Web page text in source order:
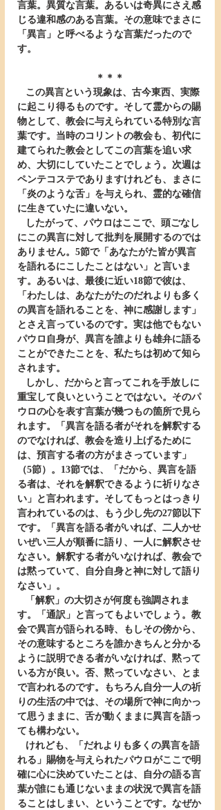
言葉。異質な言葉。あるいは奇異にさえ感
じる違和感のある言葉。その意味でまさに
「異言」と呼べるような言葉だったので
す。
＊＊＊
に起こり得るものです。そして霊からの賜
物として、教会に与えられている特別な言
葉です。当時のコリントの教会も、初代に
建てられた教会としてこの言葉を追い求
め、大切にしていたことでしょう。次週は
ペンテコステでありますけれども、まさに
「炎のような舌」を与えられ、霊的な確信
に生きていたに違いない。
にこの異言に対して批判を展開するのでは
ありません。5節で「あなたがた皆が異言
を語れるにこしたことはない」と言いま
す。あるいは、最後に近い18節で彼は、
「わたしは、あなたがたのだれよりも多く
の異言を語れることを、神に感謝します」
とさえ言っているのです。実は他でもない
パウロ自身が、異言を誰よりも雄弁に語る
ことができたことを、私たちは初めて知ら
されます。
重宝して良いということではない。そのパ
ウロの心を表す言葉が幾つもの箇所で見ら
れます。「異言を語る者がそれを解釈する
のでなければ、教会を造り上げるために
は、預言する者の方がまさっています」
（5節）。13節では、「だから、異言を語
る者は、それを解釈できるように祈りなさ
い」と言われます。そしてもっとはっきり
言われているのは、もう少し先の27節以下
です。「異言を語る者がいれば、二人かせ
いぜい三人が順番に語り、一人に解釈させ
なさい。解釈する者がいなければ、教会で
は黙っていて、自分自身と神に対して語り
なさい」。
す。「通訳」と言ってもよいでしょう。教
会で異言が語られる時、もしその傍から、
その意味するところを誰かきちんと分かる
ように説明できる者がいなければ、黙って
いる方が良い。否、黙っていなさい、とま
で言われるのです。もちろん自分一人の祈
りの生活の中では、その場所で神に向かっ
て思うままに、舌が動くままに異言を語っ
ても構わない。
れる」賜物を与えられたパウロがここで明
確に心に決めていたことは、自分の語る言
葉が誰にも通じないままの状況で異言を語
ることはしまい、ということです。なぜか